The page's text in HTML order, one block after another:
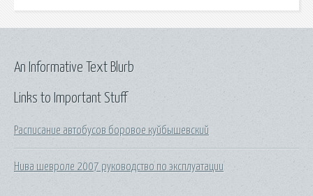
Links to Important Stuff
Расписание автобусов боровое куйбышевский
Нива шевроле 2007 руководство по эксплуатации
An Informative Text Blurb